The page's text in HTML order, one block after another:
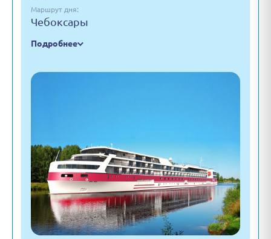
Маршрут дня:
Чебоксары
Подробнее